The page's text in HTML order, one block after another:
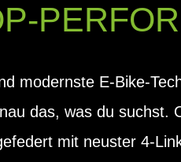
modernste E-Bike-
das, was du suchst.
mit neuster 4-